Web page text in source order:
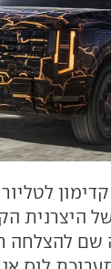
היצרנית
שם להצלחה